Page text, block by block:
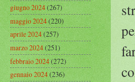
giugno 2024(267)
maggio 2024(220)
aprile 2024(257)
marzo 2024(251)
febbraio 2024(272)
gennaio 2024(236)